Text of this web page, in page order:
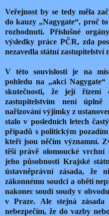
Veřejnost by se tedy měla
do kauzy „Nagygate“, proč
rozhodnutí. Příslušné
výsledky práce PČR, zda
nezavedla státní zastupitelství
V této souvislosti je na
pohledu na „akci
skutečnosti, že její řízení
zastupitelstvím není úplně
nařizování výjimky z
stalo v posledních letech
případů s politickým
kteří jsou něčím významní.
těší právě olomoucké
jeho působnosti Krajské
ústavněprávní zásada, že
zákonnému soudci a oběti
nakonec soudí soudy v
v Praze. Ale stejná zásada
nebezpečím, že do vazby